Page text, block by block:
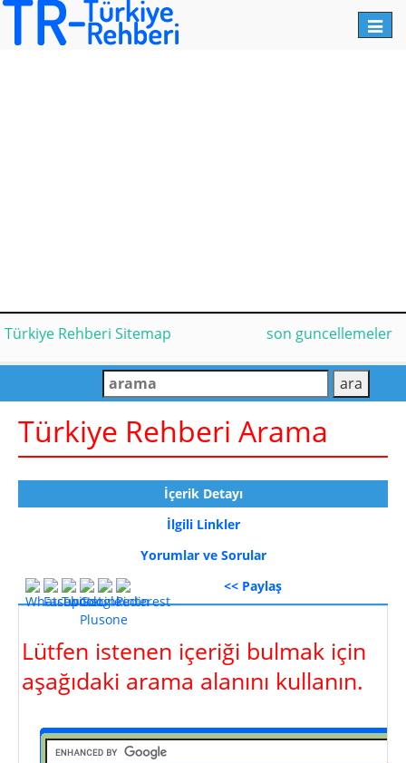
Türkiye Rehberi Sitemap son guncellemeler
Türkiye Rehberi Arama
İçerik Detayı
İlgili Linkler
Yorumlar ve Sorular
<< Paylaş
Lütfen istenen içeriği bulmak için
aşağıdaki arama alanını kullanın.